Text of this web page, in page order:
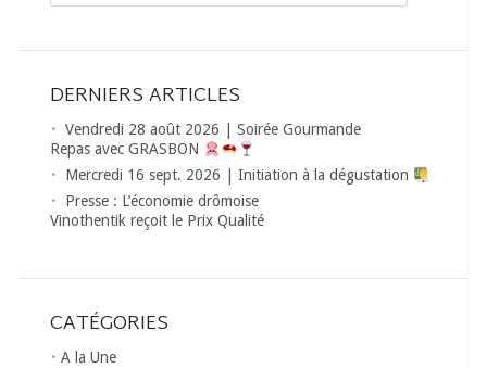
DERNIERS ARTICLES
Vendredi 28 août 2026 | Soirée Gourmande
Repas avec GRASBON
Mercredi 16 sept. 2026 | Initiation à la dégustation
Presse : L’économie drômoise
Vinothentik reçoit le Prix Qualité
CATÉGORIES
A la Une